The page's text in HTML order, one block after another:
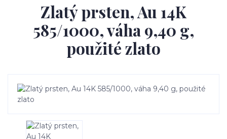
Zlatý prsten, Au 14K
585/1000, váha 9,40 g,
použité zlato